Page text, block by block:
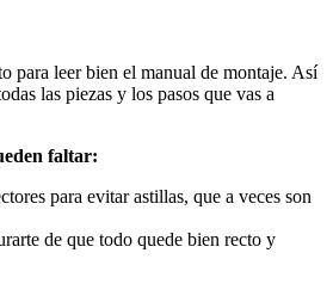
para leer bien el manual de montaje. Así
las piezas y los pasos que vas a
faltar:
para evitar astillas, que a veces son
de que todo quede bien recto y